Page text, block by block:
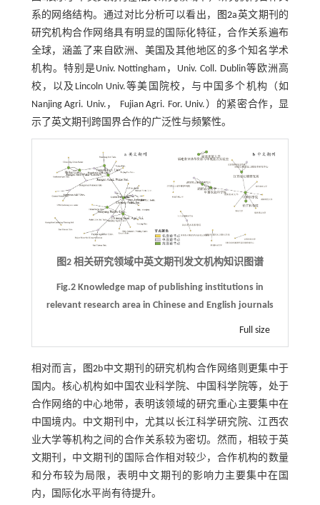
系的网络结构。通过对比分析可以看出，
图2a英文期刊的
研究机构合作网络具有明显的国际化特征，合作关系遍布
全球，涵盖了来自欧洲、美国及其他地区的多个知名学术
机构。特别是Univ. Nottingham，Univ. Coll. Dublin等欧洲高
校，以及Lincoln Univ.等美国院校，与中国多个机构（如
Nanjing Agri. Univ.， Fujian Agri. For. Univ.）的紧密合作，显
示了英文期刊跨国界合作的广泛性与频繁性。
图2 相关研究领域中英文期刊发文机构知识图谱
Fig.2 Knowledge map of publishing institutions in
relevant research area in Chinese and English journals
Full size
相对而言， 图2b中文期刊的研究机构合作网络则更集中于
国内。核心机构如中国农业科学院、中国科学院等，处于
合作网络的中心地带，表明该领域的研究重心主要集中在
中国境内。中文期刊中，尤其以长江科学研究院、江西农
业大学等机构之间的合作关系较为密切。然而，相较于英
文期刊，中文期刊的国际合作相对较少，合作机构的数量
和分布较为局限，表明中文期刊的影响力主要集中在国
内，国际化水平尚有待提升。